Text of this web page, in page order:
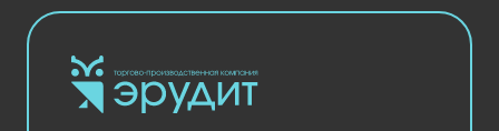
Оснащение кабинетов
Медицинский кабинет